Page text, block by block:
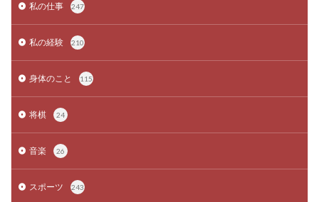
私の仕事 247
私の経験 210
身体のこと 115
将棋 24
音楽 26
スポーツ 243